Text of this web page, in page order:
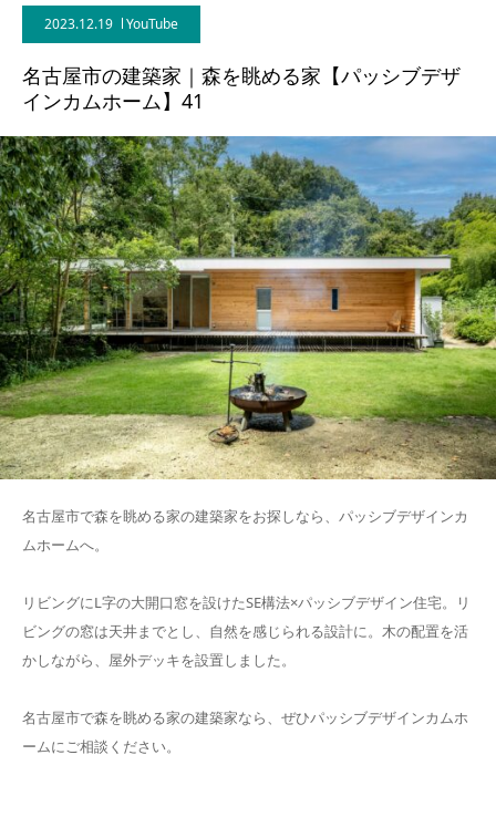
2023.12.19 YouTube
名古屋市の建築家｜森を眺める家【パッシブデザ
インカムホーム】41
名古屋市で森を眺める家の建築家をお探しなら、パッシブデザインカ
ムホームへ。
リビングにL字の大開口窓を設けたSE構法×パッシブデザイン住宅。リ
ビングの窓は天井までとし、自然を感じられる設計に。木の配置を活
かしながら、屋外デッキを設置しました。
名古屋市で森を眺める家の建築家なら、ぜひパッシブデザインカムホ
ームにご相談ください。
BLOG
CONTACT